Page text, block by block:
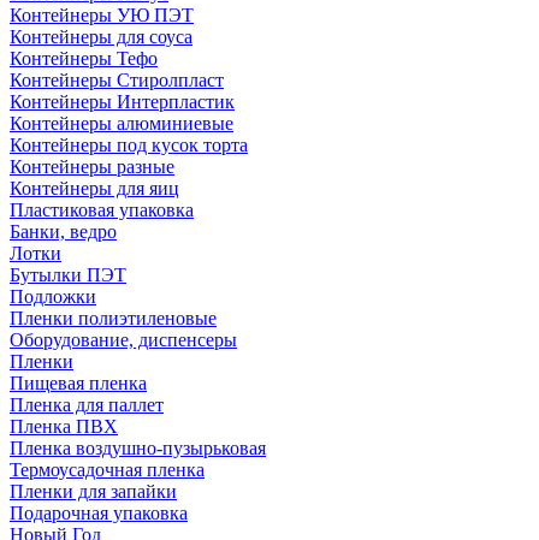
Контейнеры УЮ ПЭТ
Контейнеры для соуса
Контейнеры Тефо
Контейнеры Стиролпласт
Контейнеры Интерпластик
Контейнеры алюминиевые
Контейнеры под кусок торта
Контейнеры разные
Контейнеры для яиц
Пластиковая упаковка
Банки, ведро
Лотки
Бутылки ПЭТ
Подложки
Пленки полиэтиленовые
Оборудование, диспенсеры
Пленки
Пищевая пленка
Пленка для паллет
Пленка ПВХ
Пленка воздушно-пузырьковая
Термоусадочная пленка
Пленки для запайки
Подарочная упаковка
Новый Год